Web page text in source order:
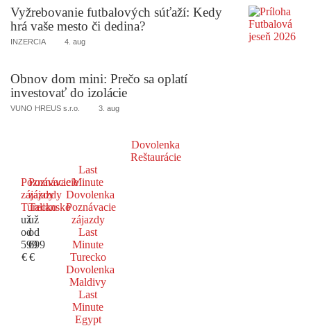
Vyžrebovanie futbalových súťaží: Kedy
hrá vaše mesto či dedina?
INZERCIA 4. aug
Obnov dom mini: Prečo sa oplatí
investovať do izolácie
VUNO HREUS s.r.o. 3. aug
Dovolenka
Reštaurácie
Poznávacie
zájazdy
Turecko
už
od
599
€
Poznávacie
zájazdy
Taliansko
už
od
699
€
Last
Minute
Dovolenka
Poznávacie
zájazdy
Last
Minute
Turecko
Dovolenka
Maldivy
Last
Minute
Egypt